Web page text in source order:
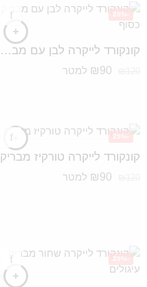
-25%
קונקורד לייקרה לבן עם מבריק כסוף
₪90 למטר
-25%
קונקורד לייקרה טורקיז מבריק
₪90 למטר
-25%